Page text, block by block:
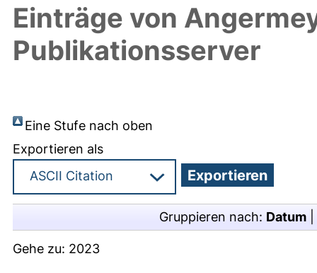
Einträge von
Publikationsserver
Eine Stufe nach oben
Exportieren als
Gruppieren nach: Datum
Gehe zu: 2023